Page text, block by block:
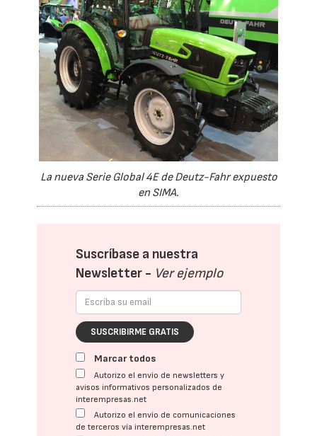
La nueva Serie Global 4E de Deutz-Fahr expuesto
en SIMA.
Suscríbase a nuestra
Newsletter - Ver ejemplo
SUSCRIBIRME GRATIS
Marcar todos
Autorizo el envío de newsletters y
avisos informativos personalizados de
interempresas.net
Autorizo el envío de comunicaciones
de terceros vía interempresas.net